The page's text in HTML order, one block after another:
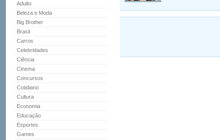
Adulto
Beleza e Moda
Big Brother
Brasil
Carros
Celebridades
Ciência
Cinema
Concursos
Cotidiano
Cultura
Economia
Educação
Esportes
Games